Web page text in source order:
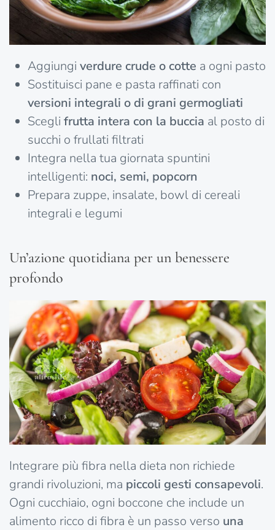
Aggiungi verdure crude o cotte a ogni pasto
Sostituisci pane e pasta raffinati con
versioni integrali o di grani germogliati
Scegli frutta intera con la buccia al posto di
succhi o frullati filtrati
Integra nella tua giornata spuntini
intelligenti: noci, semi, popcorn
Prepara zuppe, insalate, bowl di cereali
integrali e legumi
Un’azione quotidiana per un benessere
profondo
Integrare più fibra nella dieta non richiede
grandi rivoluzioni, ma piccoli gesti consapevoli.
Ogni cucchiaio, ogni boccone che include un
alimento ricco di fibra è un passo verso una